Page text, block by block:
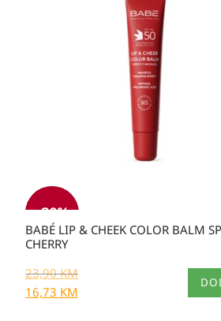
-30%
BABÉ LIP & CHEEK COLOR BALM
CHERRY
23,90KM
16,73 KM